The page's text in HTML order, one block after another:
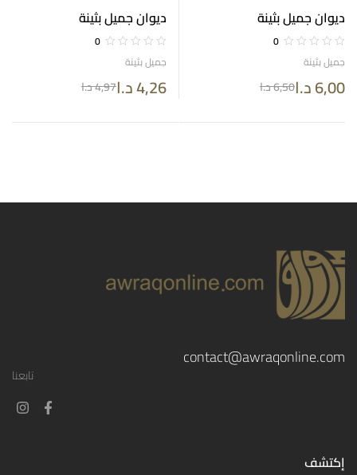
ديوان جميل بثينة
0
جميل بثينة
6,50د.ا 6,00د.ا
ديوان جميل بثينة
0
جميل بثينة
4,97د.ا 4,26د.ا
contact@awraqonline.com
تابعنا
إكتشف